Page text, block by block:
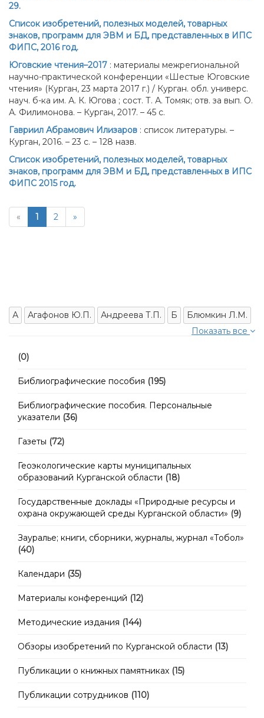
29.
Список изобретений, полезных моделей, товарных
знаков, программ для ЭВМ и БД, представленных в ИПС
ФИПС, 2016 год.
Юговские чтения–2017 : материалы межрегиональной
научно-практической конференции «Шестые Юговские
чтения» (Курган, 23 марта 2017 г.) / Курган. обл. универс.
науч. б-ка им. А. К. Югова ; сост. Т. А. Томяк; отв. за вып. О.
А. Филимонова. – Курган, 2017. – 45 с.
Гавриил Абрамович Илизаров : список литературы. –
Курган, 2016. – 23 с. – 128 назв.
Список изобретений, полезных моделей, товарных
знаков, программ для ЭВМ и БД, представленных в ИПС
ФИПС 2015 год.
« 1 2 »
А Агафонов Ю.П. Андреева Т.П. Б
Блюмкин Л.М.
Показать все
(0)
Библиографические пособия (195)
Библиографические пособия. Персональные
указатели (36)
Газеты (72)
Геоэкологические карты муниципальных
образований Курганской области (18)
Государственные доклады «Природные ресурсы и
охрана окружающей среды Курганской области» (9)
Зауралье; книги, сборники, журналы, журнал «Тобол»
(40)
Календари (35)
Материалы конференций (12)
Методические издания (144)
Обзоры изобретений по Курганской области (13)
Публикации о книжных памятниках (15)
Публикации сотрудников (110)